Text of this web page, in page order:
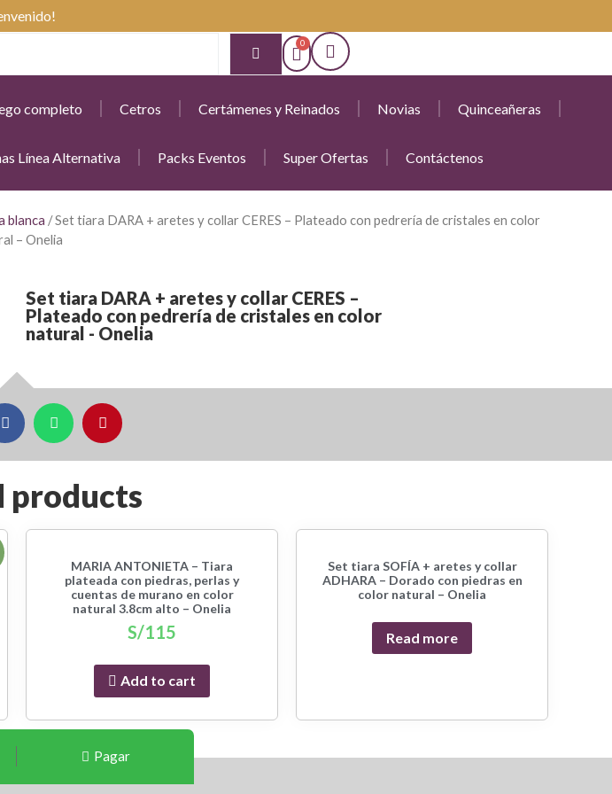
completo Cetros Certámenes y Reinados Novias Quinceañeras
Línea Alternativa Packs Eventos Super Ofertas Contáctenos
blanca / Set tiara DARA + aretes y collar CERES – Plateado con pedrería de cristales en color
– Onelia
Set tiara DARA + aretes y collar CERES –
Plateado con pedrería de cristales en color
natural - Onelia
products
MARIA ANTONIETA – Tiara
plateada con piedras, perlas y
cuentas de murano en color
natural 3.8cm alto – Onelia
S/115
Add to cart
Set tiara SOFÍA + aretes y collar
ADHARA – Dorado con piedras en
color natural – Onelia
Read more
Pagar